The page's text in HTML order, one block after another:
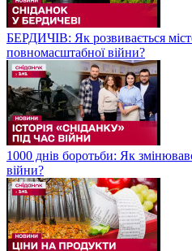
БЕРДИЧІВ: Як розвивається
повномасштабної війни?
1000 днів боротьби: Як
війни?